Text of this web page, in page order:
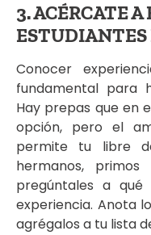
3. ACÉRCATE A
ESTUDIANTES
Conocer
fundamental para
Hay prepas que en
opción, pero el
permite tu libre
hermanos,
pregúntales a
experiencia. Anota
agrégalos a tu lista